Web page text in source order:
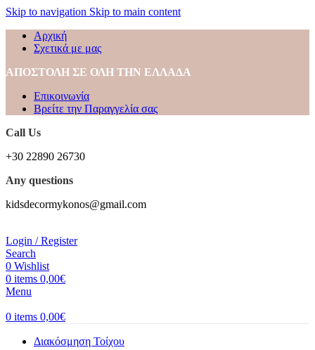
Skip to navigation Skip to main content
Αρχική
Σχετικά με μας
ΑΠΟΣΤΟΛΗ ΣΕ ΟΛΗ ΤΗΝ ΕΛΛΑΔΑ
Επικοινωνία
Βρείτε την Παραγγελία σας
Call Us
+30 22890 26730
Any questions
kidsdecormykonos@gmail.com
Login / Register
Search
0 Wishlist
0 items 0,00€
Menu
0 items 0,00€
Διακόσμηση Τοίχου